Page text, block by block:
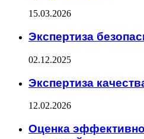
15.03.2026
Экспертиза
02.12.2025
Экспертиза
12.02.2026
Оценка